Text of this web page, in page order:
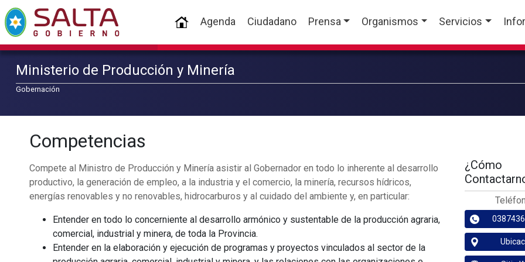
(current)
Agenda Ciudadano Prensa Organismos Servicios
Ministerio de Producción y Minería
Gobernación
Competencias
Compete al Ministro de Producción y Minería asistir al Gobernador en todo lo inherente al desarrollo
productivo, la generación de empleo, a la industria y el comercio, la minería, recursos hídricos,
energías renovables y no renovables, hidrocarburos y al cuidado del ambiente y, en particular:
Entender en todo lo concerniente al desarrollo armónico y sustentable de la producción agraria,
comercial, industrial y minera, de toda la Provincia.
Entender en la elaboración y ejecución de programas y proyectos vinculados al sector de la
¿Cómo